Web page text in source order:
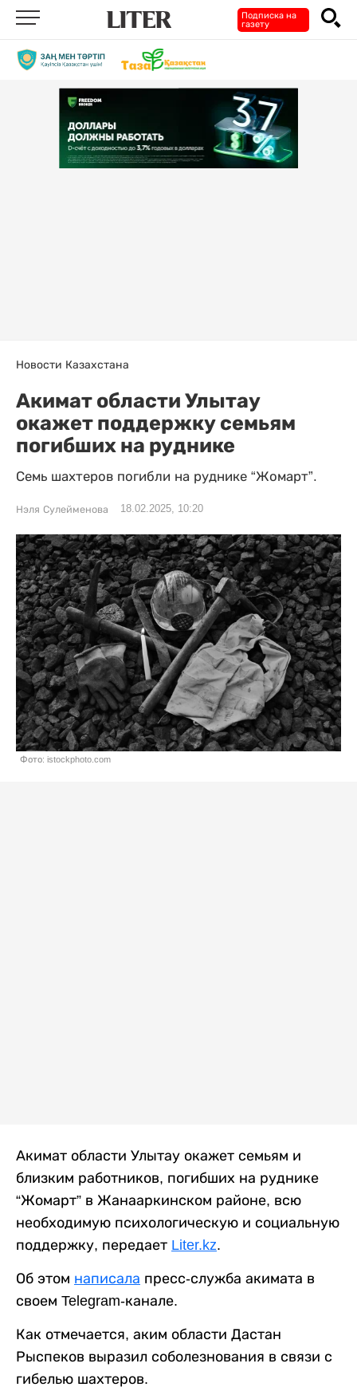
Подписка на
газету
Новости Казахстана
Акимат области Улытау
окажет поддержку семьям
погибших на руднике
Семь шахтеров погибли на руднике “Жомарт”.
Нэля Сулейменова 18.02.2025, 10:20
Фото: istockphoto.com
Акимат области Улытау окажет семьям и
близким работников, погибших на руднике
“Жомарт” в Жанааркинском районе, всю
необходимую психологическую и социальную
поддержку, передает Liter.kz.
Об этом написала пресс-служба акимата в
своем Telegram-канале.
Как отмечается, аким области Дастан
Рыспеков выразил соболезнования в связи с
гибелью шахтеров.